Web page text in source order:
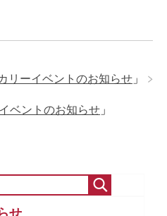
リーイベントのお知らせ 」
ベントのお知らせ 」
せ